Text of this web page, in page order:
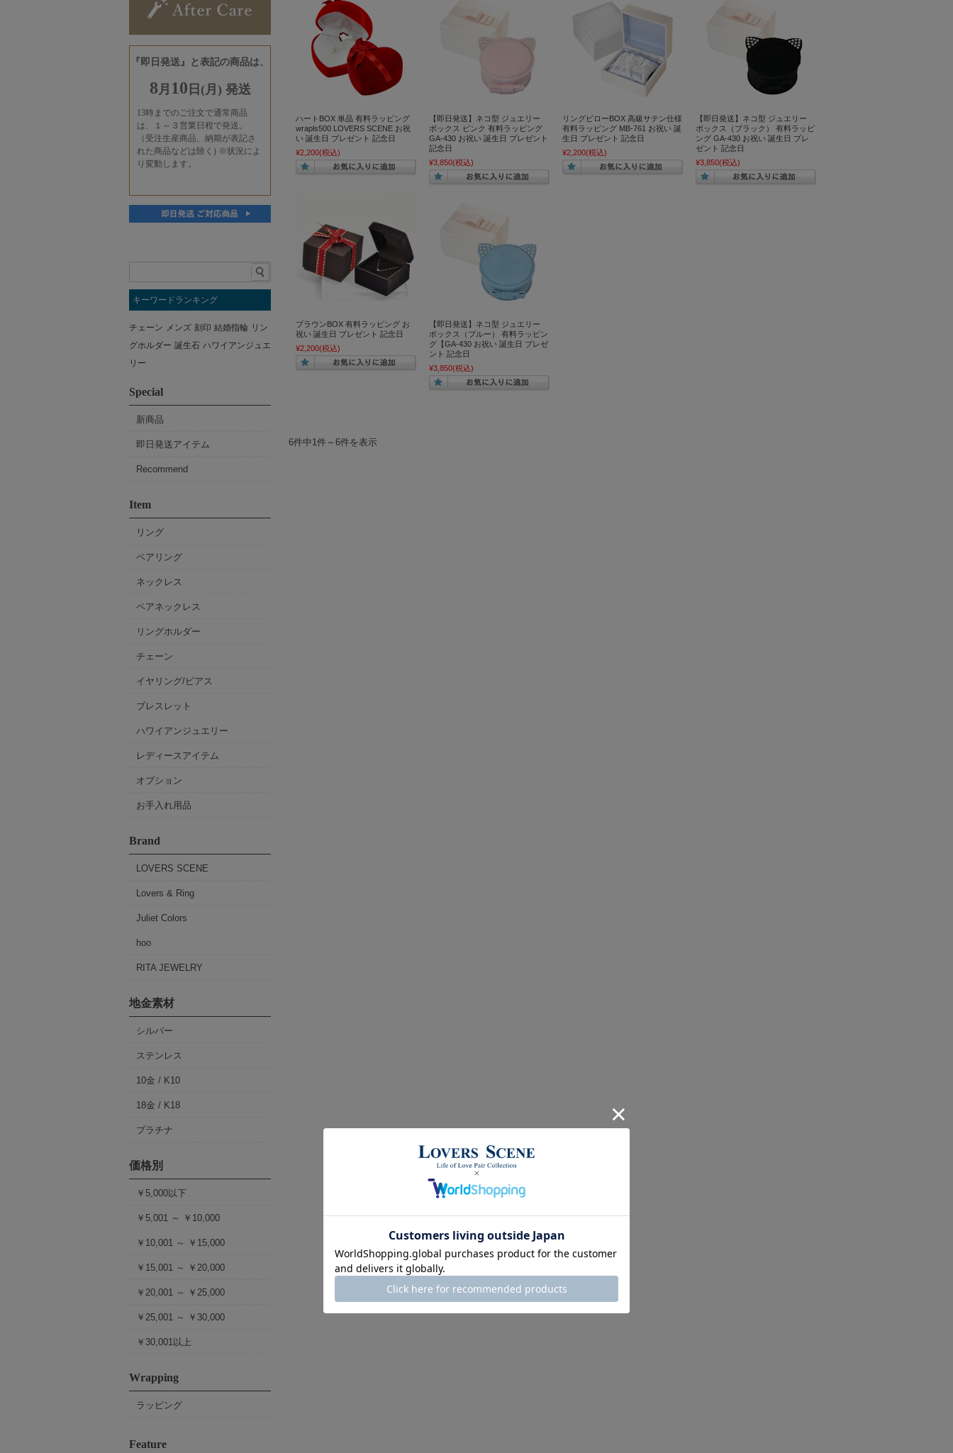
ハートBOX 単品 有料ラッピング
wrapls500 LOVERS SCENE お祝
い 誕生日 プレゼント 記念日
¥2,200(税込)
【即日発送】ネコ型 ジュエリー
ボックス ピンク 有料ラッピング
GA-430 お祝い 誕生日 プレゼント
記念日
¥3,850(税込)
リングピローBOX 高級サテン仕様
有料ラッピング MB-761 お祝い 誕
生日 プレゼント 記念日
¥2,200(税込)
【即日発送】ネコ型 ジュエリー
ボックス（ブラック） 有料ラッピ
ング GA-430 お祝い 誕生日 プレ
ゼント 記念日
¥3,850(税込)
ブラウンBOX 有料ラッピング お
祝い 誕生日 プレゼント 記念日
¥2,200(税込)
【即日発送】ネコ型 ジュエリー
ボックス（ブルー） 有料ラッピン
グ【GA-430 お祝い 誕生日 プレゼ
ント 記念日
¥3,850(税込)
6件中1件～6件を表示
キーワードランキング
チェーン メンズ 刻印 結婚指輪 リン
グホルダー 誕生石 ハワイアンジュエ
リー
Special
新商品
即日発送アイテム
Recommend
Item
リング
ペアリング
ネックレス
ペアネックレス
リングホルダー
チェーン
イヤリング/ピアス
ブレスレット
ハワイアンジュエリー
レディースアイテム
オプション
お手入れ用品
Brand
LOVERS SCENE
Lovers & Ring
Juliet Colors
hoo
RITA JEWELRY
地金素材
シルバー
ステンレス
10金 / K10
18金 / K18
プラチナ
価格別
￥5,000以下
￥5,001 ～ ￥10,000
￥10,001 ～ ￥15,000
￥15,001 ～ ￥20,000
￥20,001 ～ ￥25,000
￥25,001 ～ ￥30,000
￥30,001以上
Wrapping
ラッピング
Feature